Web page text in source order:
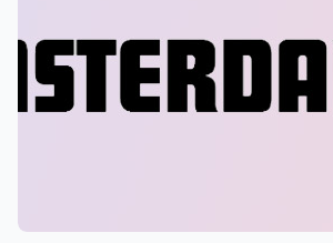
NVBS
Mijn
NVBS